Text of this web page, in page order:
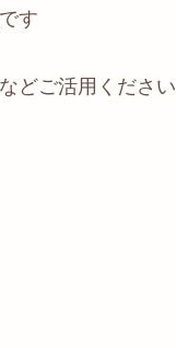
す
どご活用ください